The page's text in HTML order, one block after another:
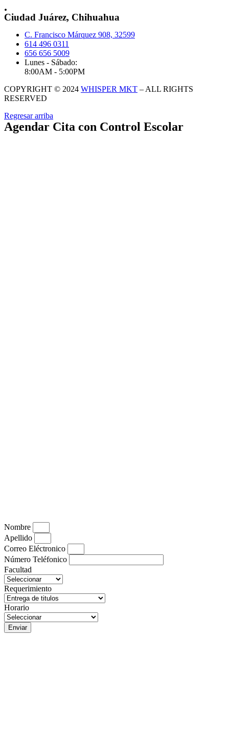
.
Ciudad Juárez, Chihuahua
C. Francisco Márquez 908, 32599
614 496 0311
656 656 5009
Lunes - Sábado:
8:00AM - 5:00PM
COPYRIGHT © 2024 WHISPER MKT – ALL RIGHTS
RESERVED
Regresar arriba
Agendar Cita con Control Escolar
Nombre
Apellido
Correo Eléctronico
Número Teléfonico
Facultad
Requerimiento
Horario
Enviar